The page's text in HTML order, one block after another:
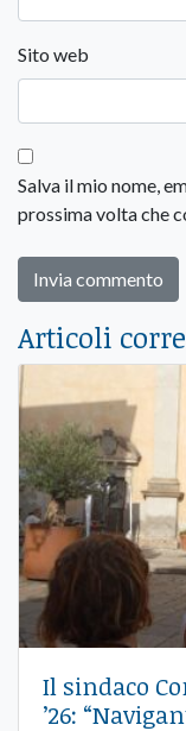
Sito web
Salva il mio nome,
prossima volta che
Articoli
Il sindaco
’26: